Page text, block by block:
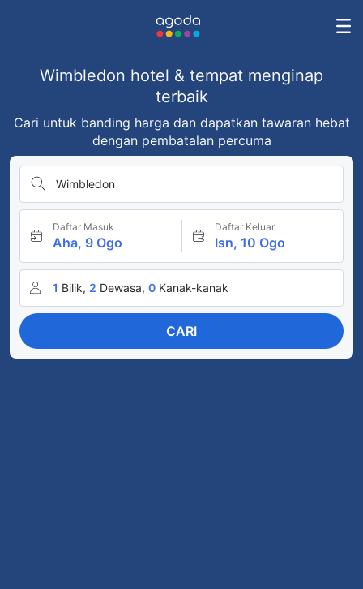
Wimbledon hotel & tempat menginap
terbaik
Cari untuk banding harga dan dapatkan tawaran hebat
dengan pembatalan percuma
Wimbledon
Daftar Masuk
Aha, 9 Ogo
Daftar Keluar
Isn, 10 Ogo
1 Bilik, 2 Dewasa, 0 Kanak-kanak
CARI